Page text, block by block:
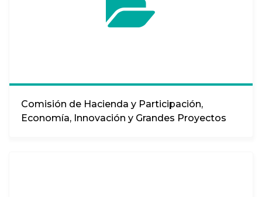
Comisión de Hacienda y Participación,
Economía, Innovación y Grandes Proyectos